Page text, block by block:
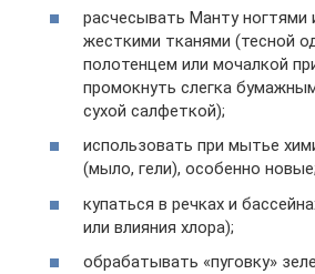
расчесывать Манту ногтями
жесткими тканями (тесной
полотенцем или мочалкой
промокнуть слегка
сухой салфеткой);
использовать при мытье
(мыло, гели), особенно новые;
купаться в речках и
или влияния хлора);
обрабатывать «пуговку»